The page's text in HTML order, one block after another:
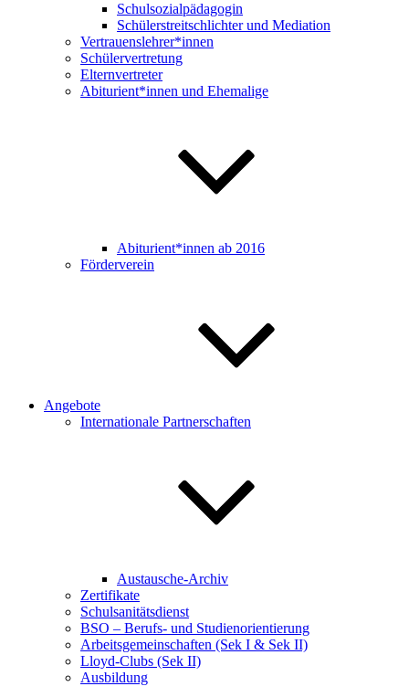
Schulsozialpädagogin
Schülerstreitschlichter und Mediation
Vertrauenslehrer*innen
Schülervertretung
Elternvertreter
Abiturient*innen und Ehemalige
Abiturient*innen ab 2016
Förderverein
Angebote
Internationale Partnerschaften
Austausche-Archiv
Zertifikate
Schulsanitätsdienst
BSO – Berufs- und Studienorientierung
Arbeitsgemeinschaften (Sek I & Sek II)
Lloyd-Clubs (Sek II)
Ausbildung